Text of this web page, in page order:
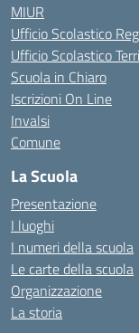
MIUR
Ufficio Scolastico
Ufficio Scolastico
Scuola in Chiaro
Iscrizioni On Line
Invalsi
Comune
La Scuola
Presentazione
I luoghi
I numeri della scuola
Le carte della scuola
Organizzazione
La storia